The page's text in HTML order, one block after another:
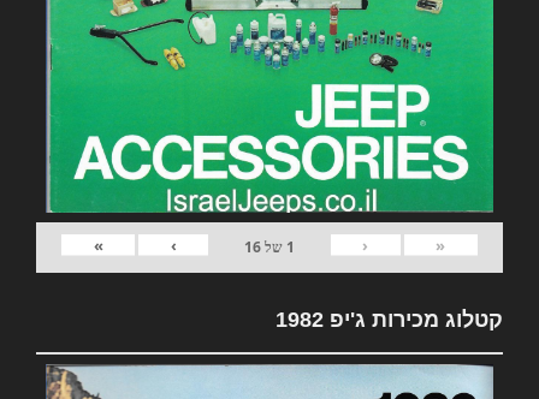
«
‹
1 של16
›
»
קטלוג מכירות ג'יפ 1982